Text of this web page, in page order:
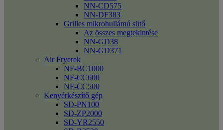
NN-CD575
NN-DF383
Grilles mikrohullámú sütő
Az összes megtekintése
NN-GD38
NN-GD371
Air Fryerek
NF-BC1000
NF-CC600
NF-CC500
Kenyérkészítő gép
SD-PN100
SD-ZP2000
SD-YR2550